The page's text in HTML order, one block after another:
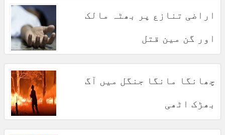
اراضی تنازع پر بھٹہ مالک
اور گن مین قتل
چھانگا مانگا جنگل میں آگ
بھڑک اٹھی